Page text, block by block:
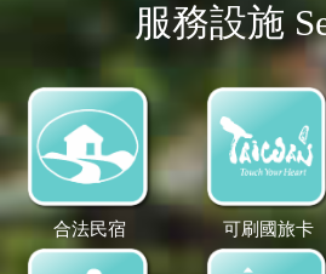
服務設施
合法民宿 可刷國旅卡